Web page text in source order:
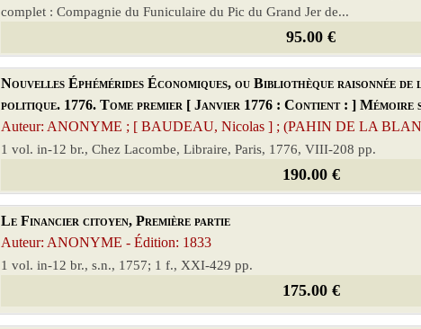
complet : Compagnie du Funiculaire du Pic du Grand Jer de...
95.00 €
Nouvelles Éphémérides Économiques, ou Bibliothèque raisonnée
politique. 1776. Tome premier [ Janvier 1776 : Contient : ] Mémoire
Auteur: ANONYME ; [ BAUDEAU, Nicolas ] ; (PAHIN DE LA
1 vol. in-12 br., Chez Lacombe, Libraire, Paris, 1776, VIII-208 pp.
190.00 €
Le Financier citoyen, Première partie
Auteur: ANONYME - Édition: 1833
1 vol. in-12 br., s.n., 1757; 1 f., XXI-429 pp.
175.00 €